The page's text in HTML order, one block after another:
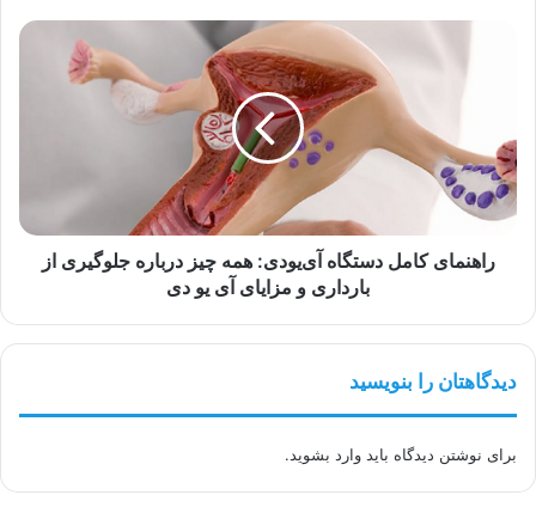
چیز
درباره
جلوگیری
بارداری
دی
راهنمای کامل دستگاه آی‌یو‌دی: همه چیز درباره جلوگیری از
بارداری و مزایای آی یو دی
دیدگاهتان را بنویسید
برای نوشتن دیدگاه باید وارد بشوید.